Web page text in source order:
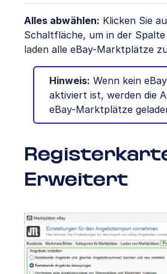
Alles abwählen: Klicken Sie
Schaltfläche, um in der Spalte
laden alle eBay-Marktplätze
Hinweis: Wenn kein
aktiviert ist, werden die
eBay-Marktplätze
Erweitert